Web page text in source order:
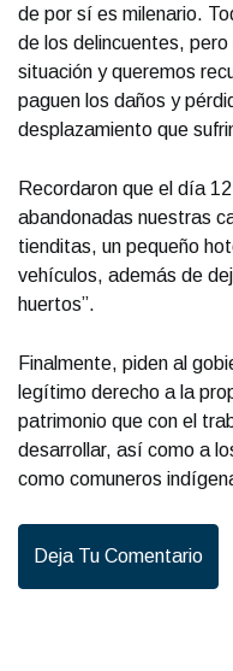
de por sí es milenario.
de los delincuentes,
situación y queremos
paguen los daños y
desplazamiento que
Recordaron que el día
abandonadas nuestras
tienditas, un pequeño
vehículos, además de
huertos”.
Finalmente, piden al
legítimo derecho a la
patrimonio que con el
desarrollar, así como a
como comuneros
Deja Tu Comentario